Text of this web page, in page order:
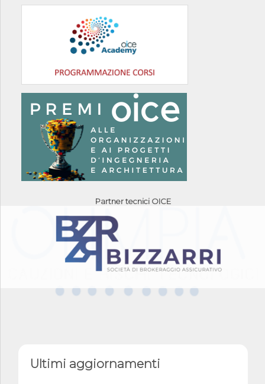
Partner tecnici OICE
Ultimi aggiornamenti